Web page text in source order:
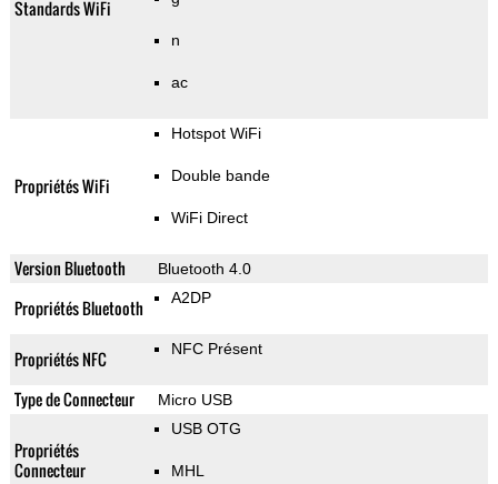
Standards WiFi
n
ac
Propriétés WiFi
Hotspot WiFi
Double bande
WiFi Direct
Version Bluetooth Bluetooth 4.0
Propriétés Bluetooth A2DP
Propriétés NFC NFC Présent
Type de Connecteur Micro USB
Propriétés
Connecteur
USB OTG
MHL